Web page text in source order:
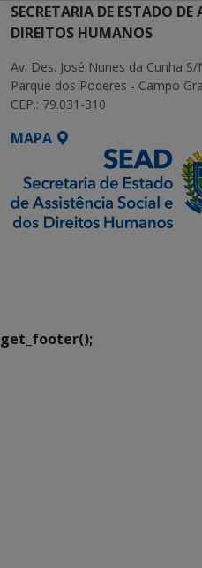
SECRETARIA DE ESTADO
DIREITOS HUMANOS
Av. Des. José Nunes da Cunha
Parque dos Poderes - Campo
CEP.: 79.031-310
MAPA
get_footer();